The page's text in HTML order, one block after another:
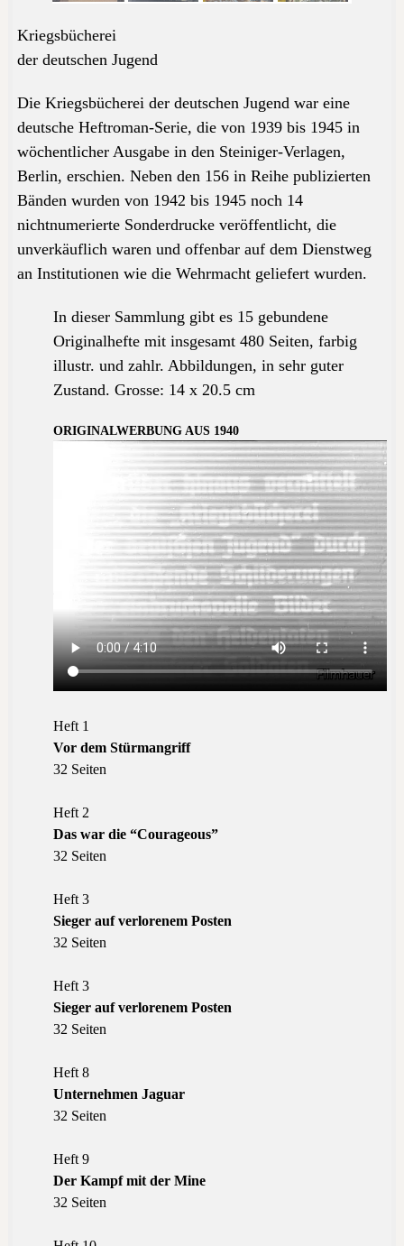
Kriegsbücherei
der deutschen Jugend
Die Kriegsbücherei der deutschen Jugend war eine
deutsche Heftroman-Serie, die von 1939 bis 1945 in
wöchentlicher Ausgabe in den Steiniger-Verlagen,
Berlin, erschien. Neben den 156 in Reihe publizierten
Bänden wurden von 1942 bis 1945 noch 14
nichtnumerierte Sonderdrucke veröffentlicht, die
unverkäuflich waren und offenbar auf dem Dienstweg
an Institutionen wie die Wehrmacht geliefert wurden.
In dieser Sammlung gibt es 15 gebundene
Originalhefte mit insgesamt 480 Seiten, farbig
illustr. und zahlr. Abbildungen, in sehr guter
Zustand. Grosse: 14 x 20.5 cm
ORIGINALWERBUNG AUS 1940
Heft 1
Vor dem Stürmangriff
32 Seiten
Heft 2
Das war die “Courageous”
32 Seiten
Heft 3
Sieger auf verlorenem Posten
32 Seiten
Heft 3
Sieger auf verlorenem Posten
32 Seiten
Heft 8
Unternehmen Jaguar
32 Seiten
Heft 9
Der Kampf mit der Mine
32 Seiten